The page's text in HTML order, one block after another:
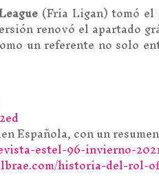
(Fria Ligan) tomó
renovó el apartado
un referente no solo
Española, con un
estel-96-invierno-
historia-del-